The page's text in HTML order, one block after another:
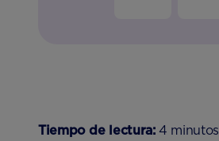
Tiempo de lectura: 4 minutos